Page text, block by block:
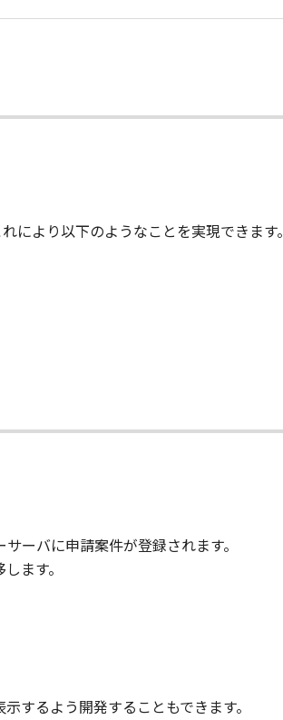
より以下のようなことを実現できます。
ーバに申請案件が登録されます。
ます。
するよう開発することもできます。